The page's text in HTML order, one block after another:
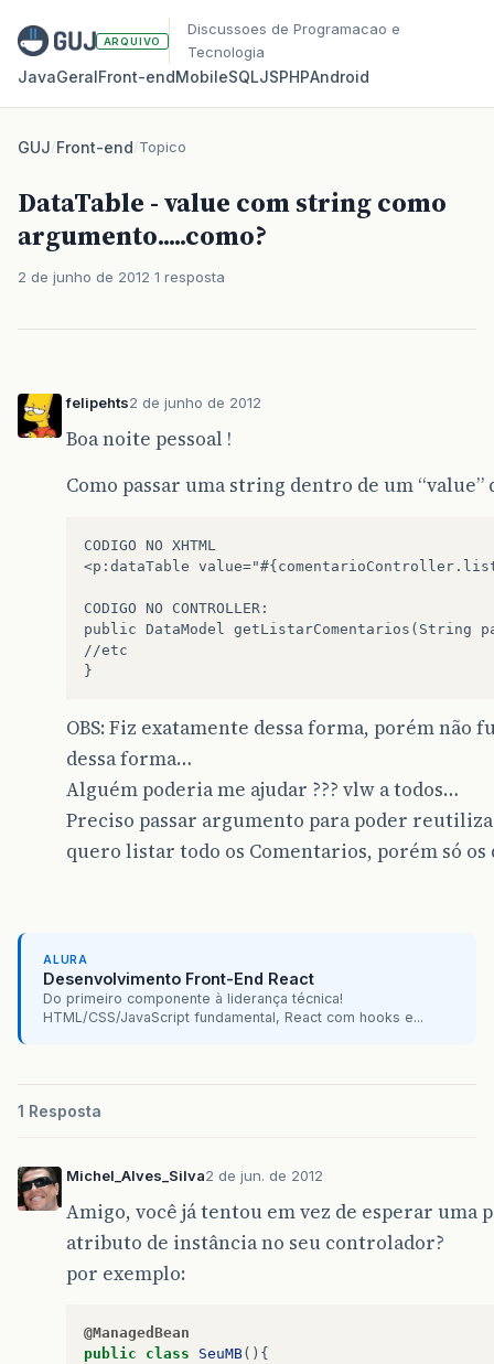
ARQUIVO
Discussoes de Programacao e
Tecnologia
JavaGeralFront‑endMobileSQLJSPHPAndroid
GUJ/Front-end/Topico
DataTable - value com string como
argumento.....como?
2 de junho de 2012 1 resposta
felipehts2 de junho de 2012
Boa noite pessoal !
Como passar uma string dentro de um
CODIGO NO XHTML
<p:dataTable
CODIGO NO CONTROLLER:
public DataModel getListarComentarios(String
//etc
OBS: Fiz exatamente dessa forma, porém não
dessa forma…
Alguém poderia me ajudar ??? vlw a todos…
Preciso passar argumento para poder
quero listar todo os Comentarios, porém só
ALURA
Desenvolvimento Front-End React
Do primeiro componente à liderança técnica!
HTML/CSS/JavaScript fundamental, React com hooks e...
1 Resposta
Michel_Alves_Silva2 de jun. de 2012
Amigo, você já tentou em vez de esperar
atributo de instância no seu controlador?
por exemplo:
@ManagedBean
public
class SeuMB(){